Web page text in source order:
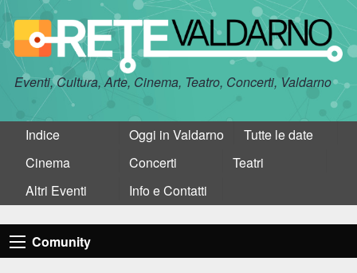
Eventi, Cultura, Arte, Cinema, Teatro, Concerti, Valdarno
Indice Oggi in Valdarno
Tutte le date
Cinema
Concerti
Teatri
Altri Eventi
Info e Contatti
Comunity